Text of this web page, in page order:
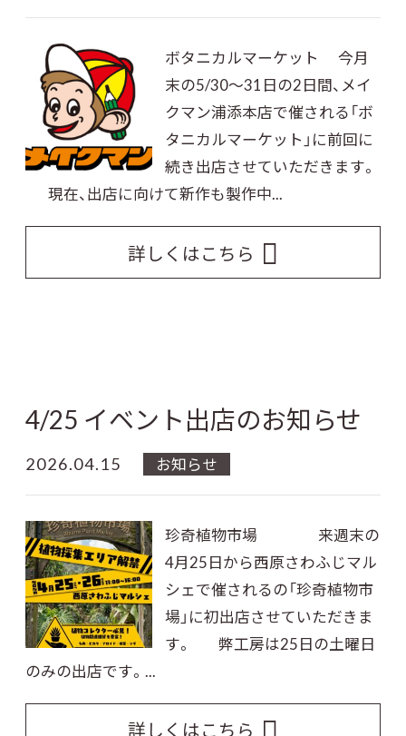
ボタニカルマーケット 今月
末の5/30～31日の2日間、メイ
クマン浦添本店で催される「ボ
タニカルマーケット」に前回に
続き出店させていただきます。
現在、出店に向けて新作も製作中...
詳しくはこちら
4/25 イベント出店のお知らせ
2026.04.15 お知らせ
珍奇植物市場 来週末の
4月25日から西原さわふじマル
シェで催されるの「珍奇植物市
場」に初出店させていただきま
す。 弊工房は25日の土曜日
のみの出店です。...
詳しくはこちら